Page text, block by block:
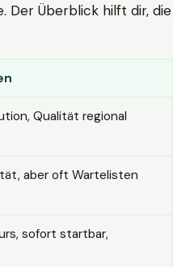
Der Überblick hilft dir, die
Qualität regional
aber oft Wartelisten
sofort startbar,